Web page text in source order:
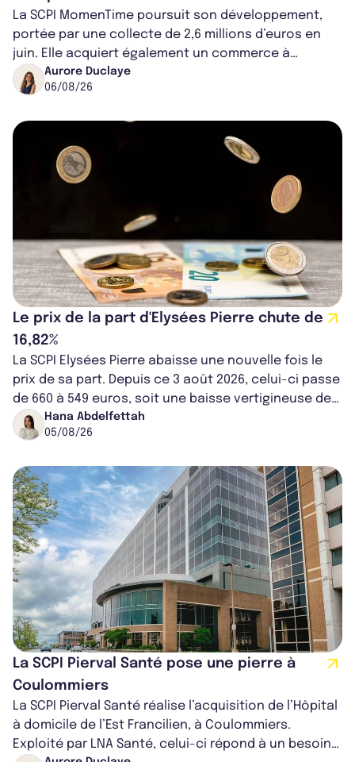
La SCPI MomenTime poursuit son développement,
portée par une collecte de 2,6 millions d’euros en
juin. Elle acquiert également un commerce à
Worcester, place une plateforme logisti...
Aurore Duclaye
06/08/26
Le prix de la part d'Elysées Pierre chute de
16,82%
La SCPI Elysées Pierre abaisse une nouvelle fois le
prix de sa part. Depuis ce 3 août 2026, celui-ci passe
de 660 à 549 euros, soit une baisse vertigineuse de
16,82%. Cette nouvell...
Hana Abdelfettah
05/08/26
La SCPI Pierval Santé pose une pierre à
Coulommiers
La SCPI Pierval Santé réalise l’acquisition de l’Hôpital
à domicile de l’Est Francilien, à Coulommiers.
Exploité par LNA Santé, celui-ci répond à un besoin